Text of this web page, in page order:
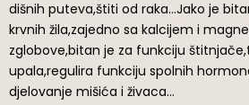
dišnih puteva,štiti od raka…Jako je
krvnih žila,zajedno sa kalcijem i
zglobove,bitan je za funkciju
upala,regulira funkciju spolnih
djelovanje mišića i živaca…